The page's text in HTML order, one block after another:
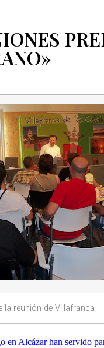
la reunión de Villafranca
Alcázar han servido